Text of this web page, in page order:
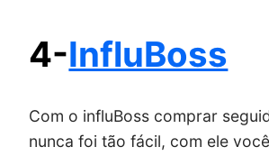
4-InfluBoss
Com o influBoss comprar
nunca foi tão fácil, com ele